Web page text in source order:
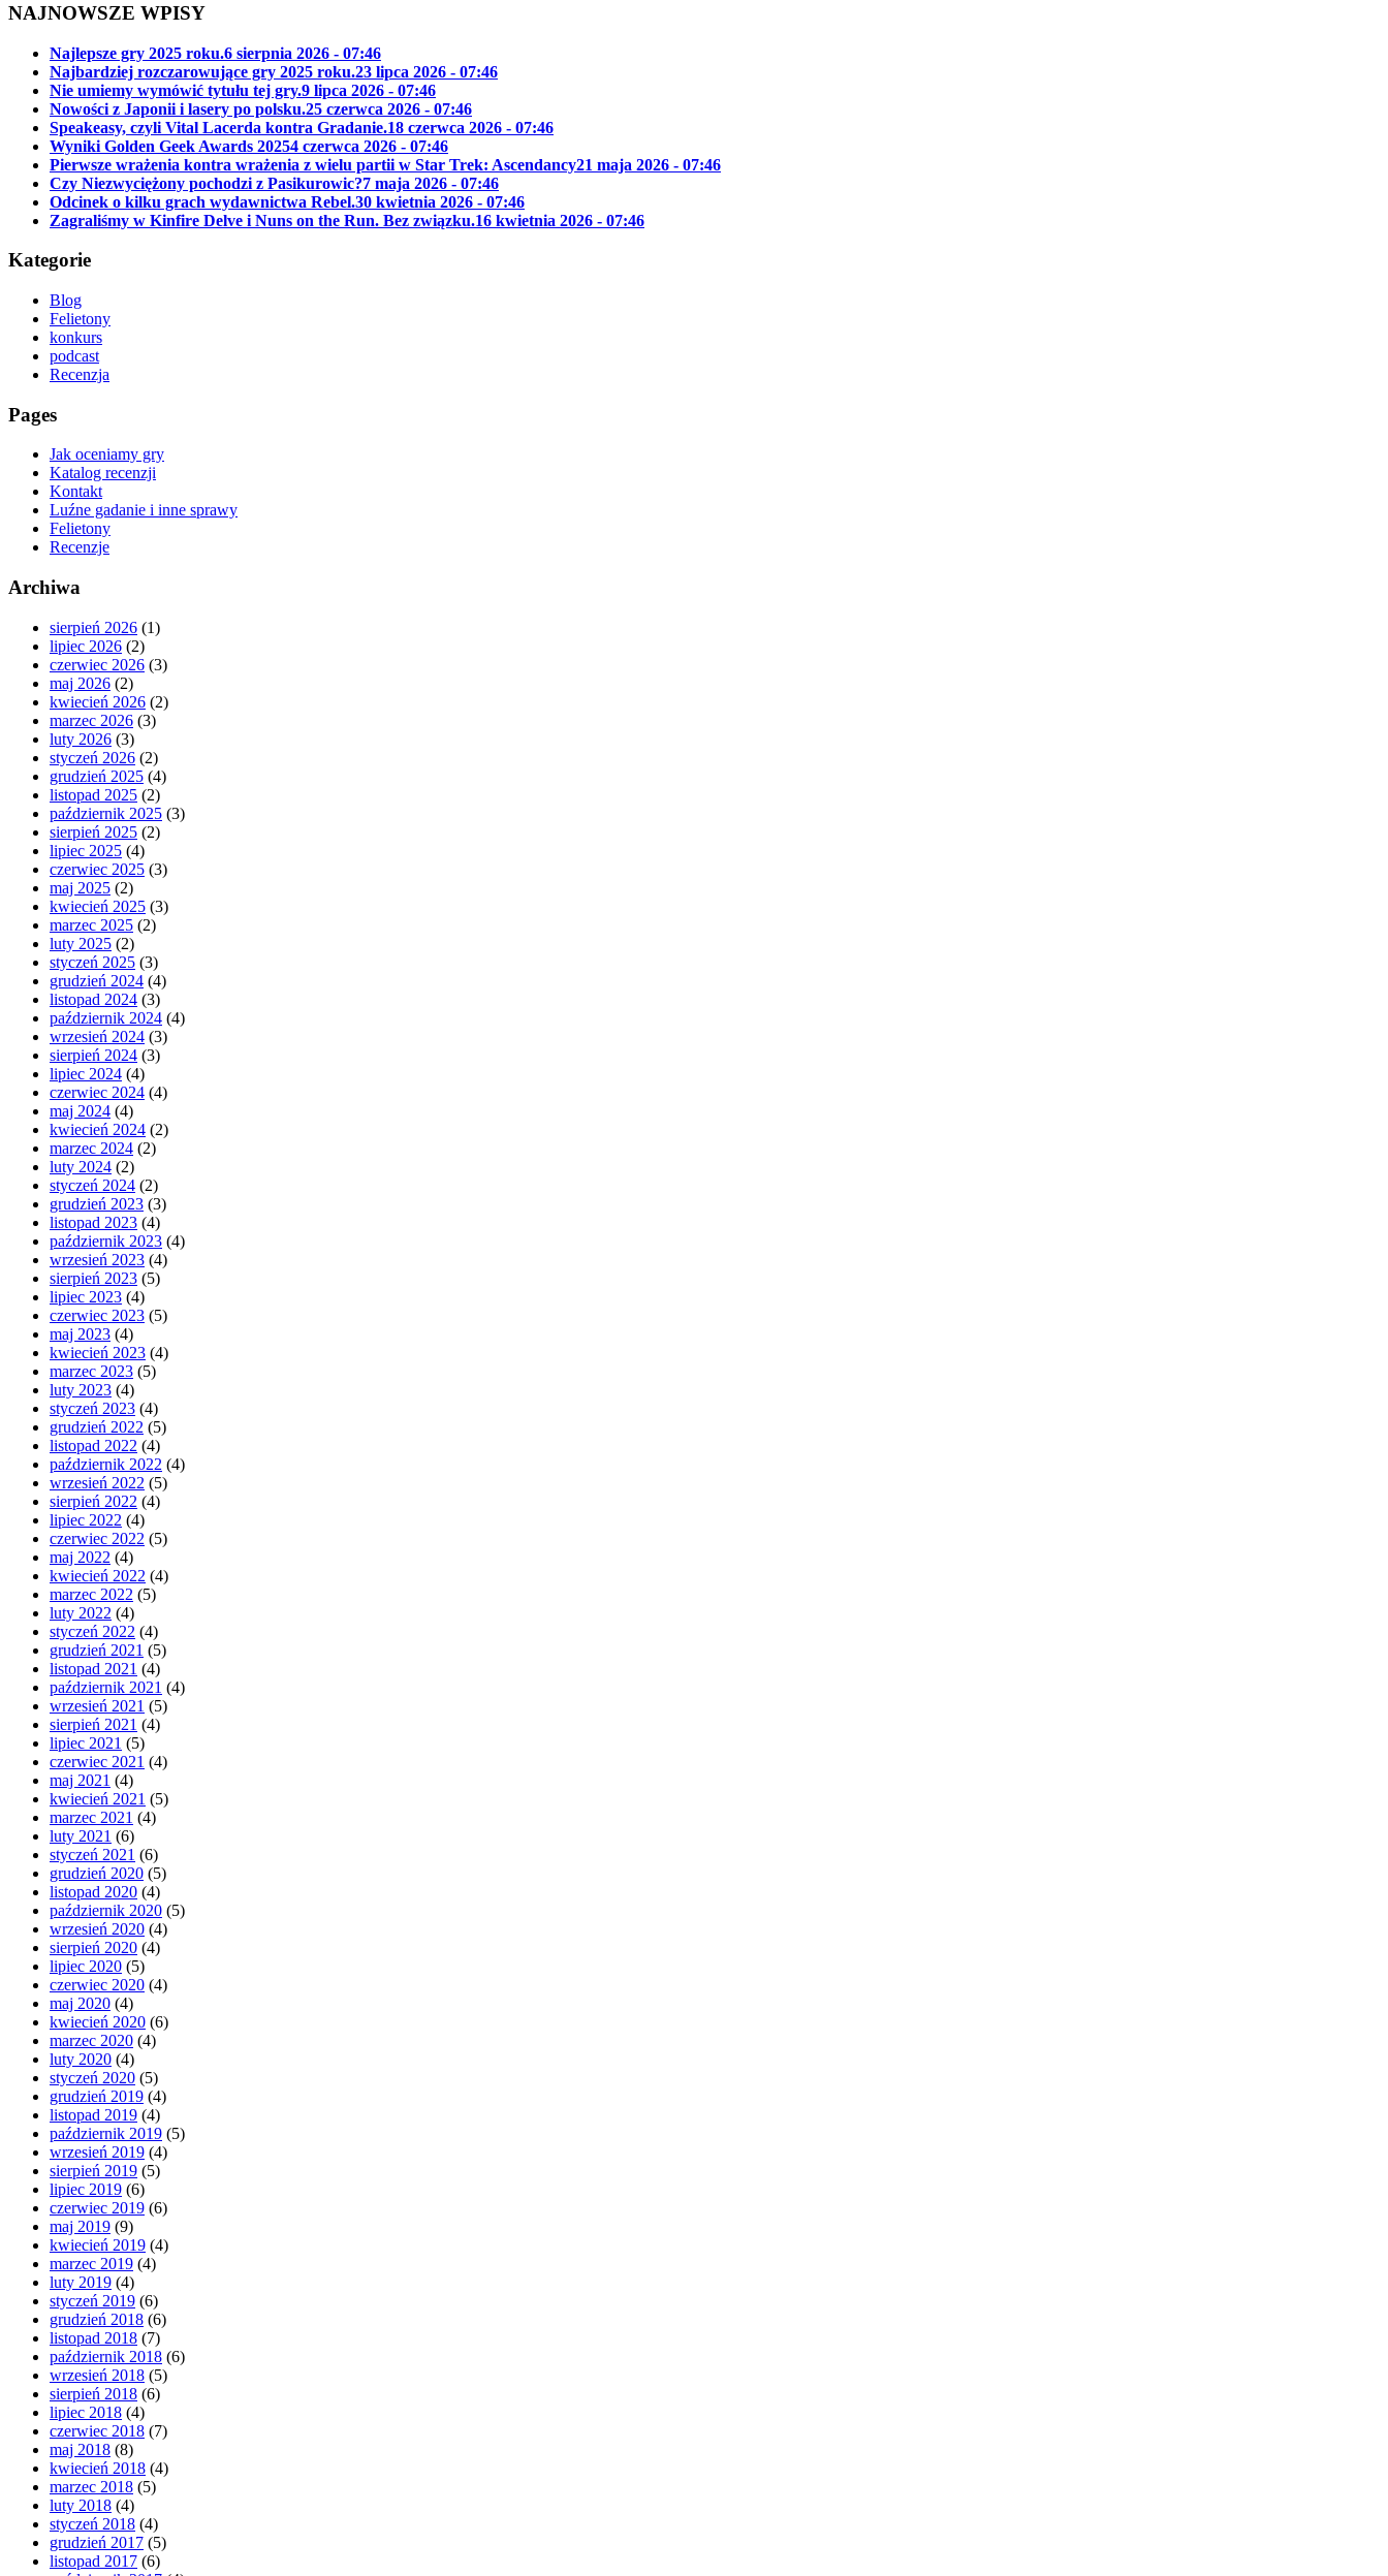
NAJNOWSZE WPISY
Najlepsze gry 2025 roku.6 sierpnia 2026 - 07:46
Najbardziej rozczarowujące gry 2025 roku.23 lipca 2026 - 07:46
Nie umiemy wymówić tytułu tej gry.9 lipca 2026 - 07:46
Nowości z Japonii i lasery po polsku.25 czerwca 2026 - 07:46
Speakeasy, czyli Vital Lacerda kontra Gradanie.18 czerwca 2026 - 07:46
Wyniki Golden Geek Awards 20254 czerwca 2026 - 07:46
Pierwsze wrażenia kontra wrażenia z wielu partii w Star Trek: Ascendancy21 maja 2026 - 07:46
Czy Niezwyciężony pochodzi z Pasikurowic?7 maja 2026 - 07:46
Odcinek o kilku grach wydawnictwa Rebel.30 kwietnia 2026 - 07:46
Zagraliśmy w Kinfire Delve i Nuns on the Run. Bez związku.16 kwietnia 2026 - 07:46
Kategorie
Blog
Felietony
konkurs
podcast
Recenzja
Pages
Jak oceniamy gry
Katalog recenzji
Kontakt
Luźne gadanie i inne sprawy
Felietony
Recenzje
Archiwa
sierpień 2026 (1)
lipiec 2026 (2)
czerwiec 2026 (3)
maj 2026 (2)
kwiecień 2026 (2)
marzec 2026 (3)
luty 2026 (3)
styczeń 2026 (2)
grudzień 2025 (4)
listopad 2025 (2)
październik 2025 (3)
sierpień 2025 (2)
lipiec 2025 (4)
czerwiec 2025 (3)
maj 2025 (2)
kwiecień 2025 (3)
marzec 2025 (2)
luty 2025 (2)
styczeń 2025 (3)
grudzień 2024 (4)
listopad 2024 (3)
październik 2024 (4)
wrzesień 2024 (3)
sierpień 2024 (3)
lipiec 2024 (4)
czerwiec 2024 (4)
maj 2024 (4)
kwiecień 2024 (2)
marzec 2024 (2)
luty 2024 (2)
styczeń 2024 (2)
grudzień 2023 (3)
listopad 2023 (4)
październik 2023 (4)
wrzesień 2023 (4)
sierpień 2023 (5)
lipiec 2023 (4)
czerwiec 2023 (5)
maj 2023 (4)
kwiecień 2023 (4)
marzec 2023 (5)
luty 2023 (4)
styczeń 2023 (4)
grudzień 2022 (5)
listopad 2022 (4)
październik 2022 (4)
wrzesień 2022 (5)
sierpień 2022 (4)
lipiec 2022 (4)
czerwiec 2022 (5)
maj 2022 (4)
kwiecień 2022 (4)
marzec 2022 (5)
luty 2022 (4)
styczeń 2022 (4)
grudzień 2021 (5)
listopad 2021 (4)
październik 2021 (4)
wrzesień 2021 (5)
sierpień 2021 (4)
lipiec 2021 (5)
czerwiec 2021 (4)
maj 2021 (4)
kwiecień 2021 (5)
marzec 2021 (4)
luty 2021 (6)
styczeń 2021 (6)
grudzień 2020 (5)
listopad 2020 (4)
październik 2020 (5)
wrzesień 2020 (4)
sierpień 2020 (4)
lipiec 2020 (5)
czerwiec 2020 (4)
maj 2020 (4)
kwiecień 2020 (6)
marzec 2020 (4)
luty 2020 (4)
styczeń 2020 (5)
grudzień 2019 (4)
listopad 2019 (4)
październik 2019 (5)
wrzesień 2019 (4)
sierpień 2019 (5)
lipiec 2019 (6)
czerwiec 2019 (6)
maj 2019 (9)
kwiecień 2019 (4)
marzec 2019 (4)
luty 2019 (4)
styczeń 2019 (6)
grudzień 2018 (6)
listopad 2018 (7)
październik 2018 (6)
wrzesień 2018 (5)
sierpień 2018 (6)
lipiec 2018 (4)
czerwiec 2018 (7)
maj 2018 (8)
kwiecień 2018 (4)
marzec 2018 (5)
luty 2018 (4)
styczeń 2018 (4)
grudzień 2017 (5)
listopad 2017 (6)